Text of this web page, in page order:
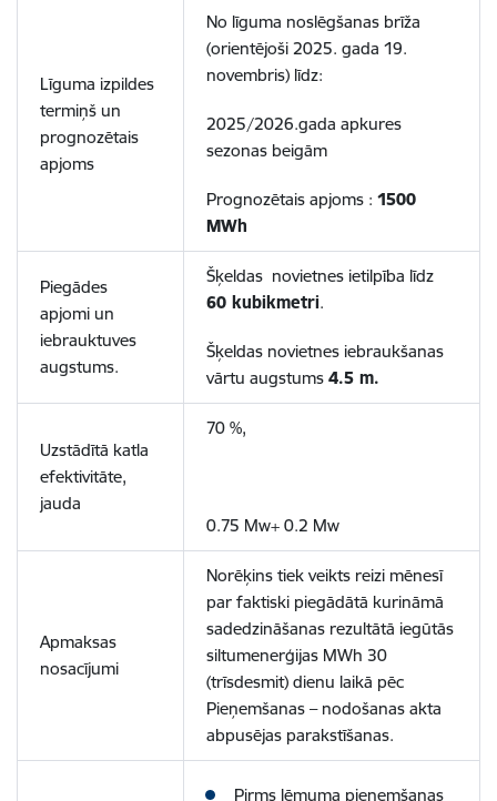
Līguma izpildes
termiņš un
prognozētais
apjoms
No līguma noslēgšanas brīža
(orientējoši 2025. gada 19.
novembris) līdz:
2025/2026.gada apkures
sezonas beigām
Prognozētais apjoms : 1500
MWh
Piegādes
apjomi un
iebrauktuves
augstums.
Šķeldas novietnes ietilpība līdz
60 kubikmetri.
Šķeldas novietnes iebraukšanas
vārtu augstums 4.5 m.
Uzstādītā katla
efektivitāte,
jauda
70 %,
0.75 Mw+ 0.2 Mw
Apmaksas
nosacījumi
Norēķins tiek veikts reizi mēnesī
par faktiski piegādātā kurināmā
sadedzināšanas rezultātā iegūtās
siltumenerģijas MWh 30
(trīsdesmit) dienu laikā pēc
Pieņemšanas – nodošanas akta
abpusējas parakstīšanas.
Pirms lēmuma pieņemšanas